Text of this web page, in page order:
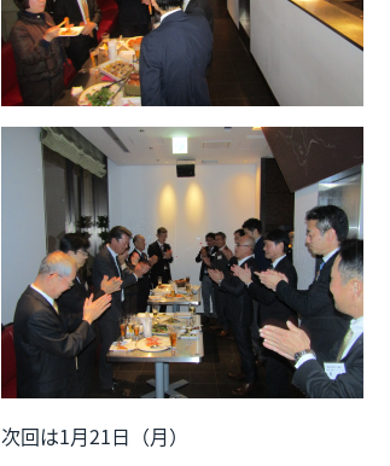
次回は1月21日（月）